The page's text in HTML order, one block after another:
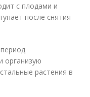
с плодами и
после снятия
организую
растения в